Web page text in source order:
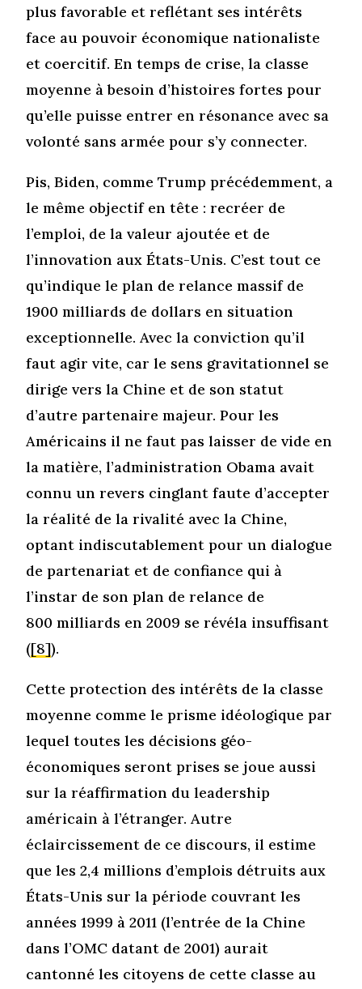
plus favorable et reflétant ses intérêts
face au pouvoir économique nationaliste
et coercitif. En temps de crise, la classe
moyenne à besoin d’histoires fortes pour
qu’elle puisse entrer en résonance avec sa
volonté sans armée pour s’y connecter.
Pis, Biden, comme Trump précédemment, a
le même objectif en tête : recréer de
l’emploi, de la valeur ajoutée et de
l’innovation aux États-Unis. C’est tout ce
qu’indique le plan de relance massif de
1900 milliards de dollars en situation
exceptionnelle. Avec la conviction qu’il
faut agir vite, car le sens gravitationnel se
dirige vers la Chine et de son statut
d’autre partenaire majeur. Pour les
Américains il ne faut pas laisser de vide en
la matière, l’administration Obama avait
connu un revers cinglant faute d’accepter
la réalité de la rivalité avec la Chine,
optant indiscutablement pour un dialogue
de partenariat et de confiance qui à
l’instar de son plan de relance de
800 milliards en 2009 se révéla insuffisant
([8]).
Cette protection des intérêts de la classe
moyenne comme le prisme idéologique par
lequel toutes les décisions géo-
économiques seront prises se joue aussi
sur la réaffirmation du leadership
américain à l’étranger. Autre
éclaircissement de ce discours, il estime
que les 2,4 millions d’emplois détruits aux
États-Unis sur la période couvrant les
années 1999 à 2011 (l’entrée de la Chine
dans l’OMC datant de 2001) aurait
cantonné les citoyens de cette classe au